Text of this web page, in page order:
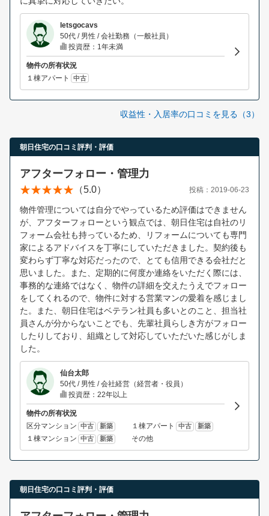
letsgocavs
50代 / 男性 / 会社勤務（一般社員）
投資歴：1年未満
物件の所有状況
１棟アパート
中古
収益性・入居率の口コミを見る（3）
朝日住宅の口コミ評判・評価
アフターフォロー・管理力
（5.0） 投稿：2019-06-23
物件管理については自分でやっているため評価はできません
が、アフターフォローという観点では、朝日住宅は自社のリ
フォーム会社も持っているため、リフォームについても専門
家によるアドバイスを丁寧にしていただきました。契約後も
変わらず丁寧な対応だったので、とても信用できる会社だと
思いました。また、定期的に何度か連絡をいただく際には、
事務的な連絡ではなく、物件の詳細を交えたうえでフォロー
をしてくれるので、物件に対する営業マンの愛着を感じまし
た。また、朝日住宅はベテラン社員も多いとのこと、担当社
員さんが分からないことでも、先輩社員らしき方がフォロー
したりしており、組織として対応していただいた感じがしま
した。
仙台太郎
50代 / 男性 / 会社経営（経営者・役員）
投資歴：22年以上
物件の所有状況
区分マンション 中古 新築 １棟アパート 中古 新築
１棟マンション 中古 新築 その他
朝日住宅の口コミ評判・評価